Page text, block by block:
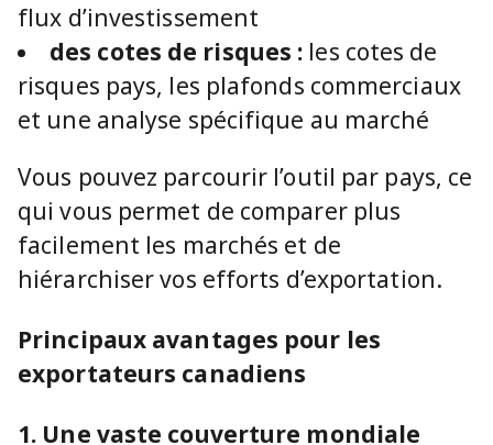
flux d’investissement
des cotes de risques : les cotes de
risques pays, les plafonds commerciaux
et une analyse spécifique au marché
Vous pouvez parcourir l’outil par pays, ce
qui vous permet de comparer plus
facilement les marchés et de
hiérarchiser vos efforts d’exportation.
Principaux avantages pour les
exportateurs canadiens
1. Une vaste couverture mondiale